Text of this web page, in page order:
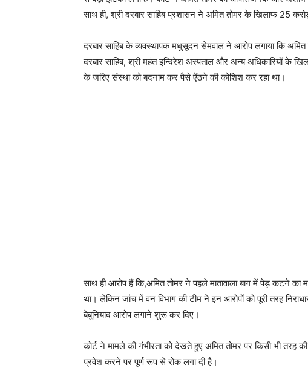
साथ ही, श्री दरबार साहिब प्रशासन ने अमित तोमर के खिलाफ 25
दरबार साहिब के व्यवस्थापक मधुसूदन सेमवाल ने आरोप लगाया कि
दरबार साहिब, श्री महंत इन्दिरेश अस्पताल और अन्य अधिकारियों के
के जरिए संस्था को बदनाम कर पैसे ऐंठने की कोशिश कर रहा था।
साथ ही आरोप हैं कि,अमित तोमर ने पहले मातावाला बाग में पेड़ कटने का
था। लेकिन जांच में वन विभाग की टीम ने इन आरोपों को पूरी तरह
बेबुनियाद आरोप लगाने शुरू कर दिए।
कोर्ट ने मामले की गंभीरता को देखते हुए अमित तोमर पर किसी भी
प्रवेश करने पर पूर्ण रूप से रोक लगा दी है।